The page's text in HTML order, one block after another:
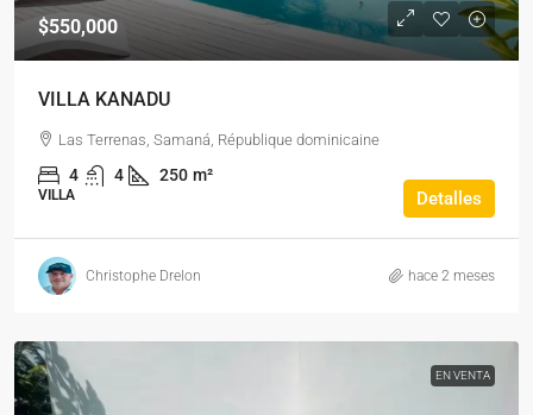
$550,000
VILLA KANADU
Las Terrenas, Samaná, République dominicaine
4 4 250 m²
VILLA Detalles
Christophe Drelon hace 2 meses
EN VENTA